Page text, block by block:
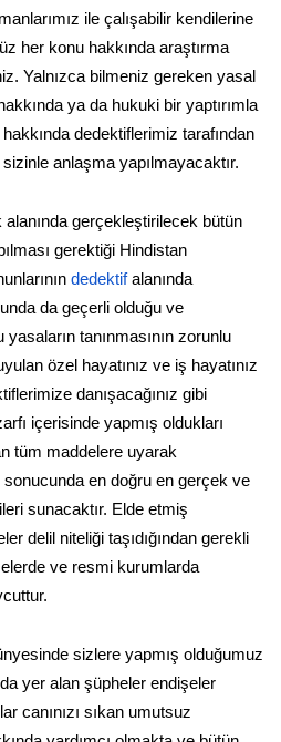
ile çalışabilir kendilerine
her konu hakkında araştırma
Yalnızca bilmeniz gereken yasal
ya da hukuki bir yaptırımla
dedektiflerimiz tarafından
anlaşma yapılmayacaktır.
gerçekleştirilecek bütün
gerektiği Hindistan
dedektifalanında
da geçerli olduğu ve
tanınmasının zorunlu
özel hayatınız ve iş hayatınız
danışacağınız gibi
içerisinde yapmış oldukları
tüm maddelere uyarak
sonucunda en doğru en gerçek ve
sunacaktır. Elde etmiş
delil niteliği taşıdığından gerekli
ve resmi kurumlarda
sizlere yapmış olduğumuz
yer alan şüpheler endişeler
canınızı sıkan umutsuz